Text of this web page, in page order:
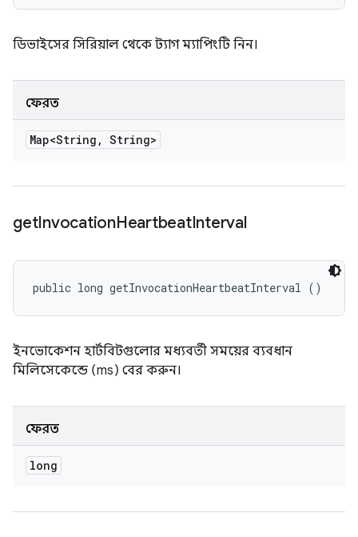
ডিভাইসের সিরিয়াল থেকে ট্যাগ ম্যাপিংটি নিন।
ফেরত
Map<String , String>
getInvocationHeartbeatInterval
public long getInvocationHeartbeatInterval ()
ইনভোকেশন হার্টবিটগুলোর মধ্যবর্তী সময়ের ব্যবধান
মিলিসেকেন্ডে (ms) বের করুন।
ফেরত
long